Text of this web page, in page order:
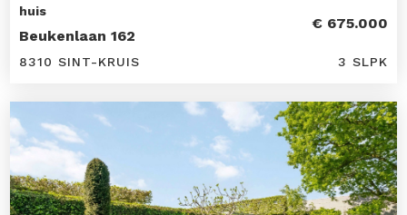
huis
Beukenlaan 162
€ 675.000
8310 SINT-KRUIS 3 SLPK